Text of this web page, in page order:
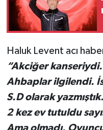
Haluk Levent acı
“Akciğer
Ahbaplar ilgilendi.
S.D olarak
2 kez ev tutuldu
Ama olmadı.